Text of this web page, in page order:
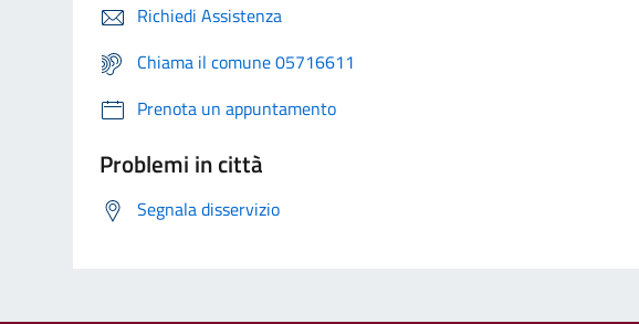
Richiedi Assistenza
Chiama il comune 05716611
Prenota un appuntamento
Problemi in città
Segnala disservizio